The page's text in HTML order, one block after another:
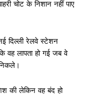
चोट के निशान नहीं पाए
दिल्ली रेलवे स्टेशन
वह लापता हो गई जब वे
की लेकिन वह बंद हो